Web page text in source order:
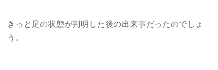
きっと足の状態が判明した後の出来事だったのでしょ
う。